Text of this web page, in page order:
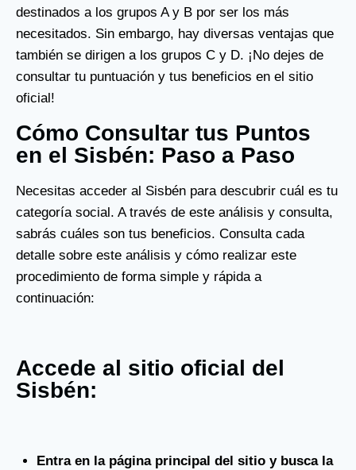
destinados a los grupos A y B por ser los más
necesitados. Sin embargo, hay diversas ventajas que
también se dirigen a los grupos C y D. ¡No dejes de
consultar tu puntuación y tus beneficios en el sitio
oficial!
Cómo Consultar tus Puntos
en el Sisbén: Paso a Paso
Necesitas acceder al Sisbén para descubrir cuál es tu
categoría social. A través de este análisis y consulta,
sabrás cuáles son tus beneficios. Consulta cada
detalle sobre este análisis y cómo realizar este
procedimiento de forma simple y rápida a
continuación:
Accede al sitio oficial del
Sisbén:
Entra en la página principal del sitio y busca la